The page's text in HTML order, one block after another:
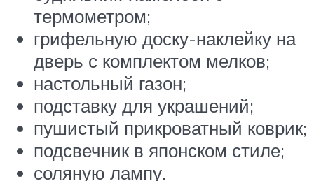
термометром;
грифельную доску-наклейку на
дверь с комплектом мелков;
настольный газон;
подставку для украшений;
пушистый прикроватный коврик;
подсвечник в японском стиле;
соляную лампу.